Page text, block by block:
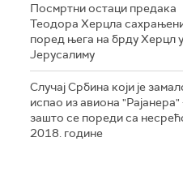
Посмртни остаци предака
Теодора Херцла
поред њега на брду Херцл у
Јерусалиму
Случај Србина који је
испао из авиона "Рајанера"
зашто се пореди са
2018. године